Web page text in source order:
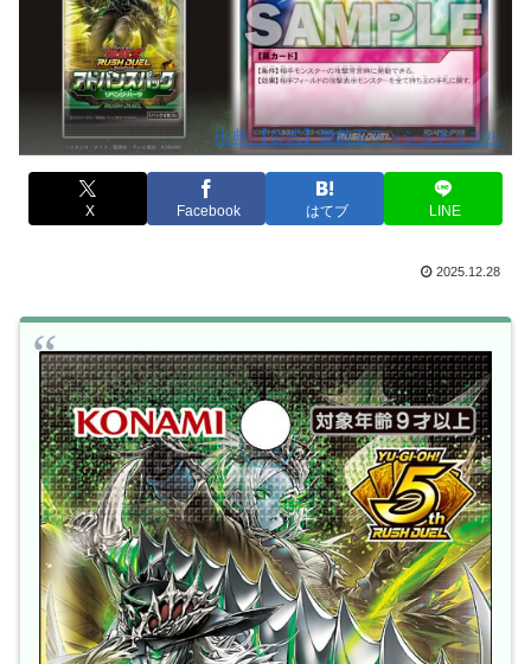
出典:【公式】遊戯王ラッシュデュエル
X Facebook はてブ LINE
2025.12.28